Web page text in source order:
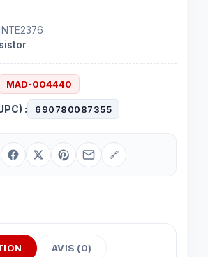
NTE2376
MAD-004440
: 690780087355
🔗
AVIS (0)